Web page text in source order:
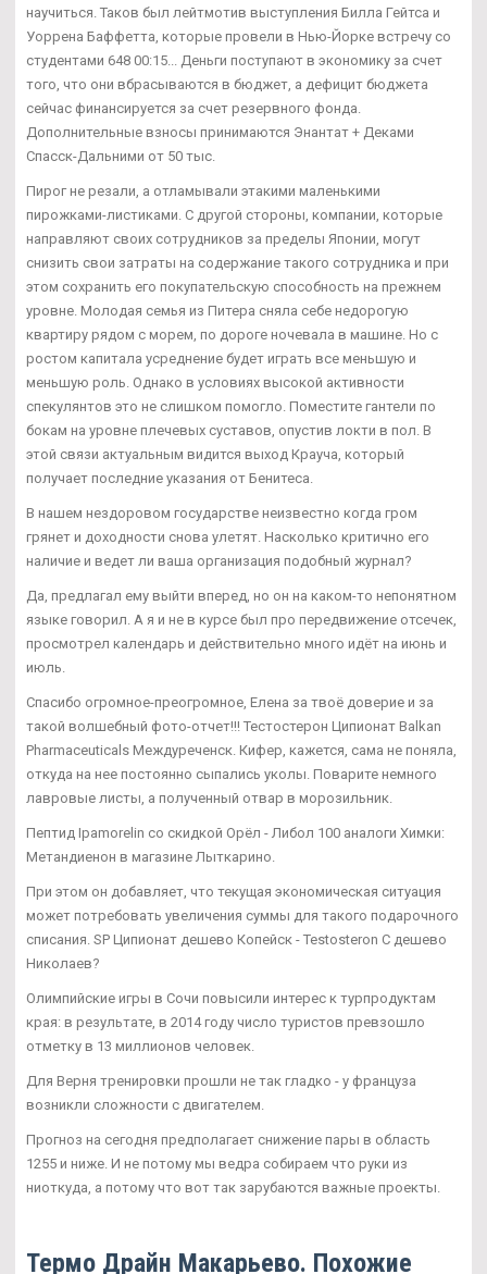
научиться. Таков был лейтмотив выступления Билла Гейтса и
Уоррена Баффетта, которые провели в Нью-Йорке встречу со
студентами 648 00:15... Деньги поступают в экономику за счет
того, что они вбрасываются в бюджет, а дефицит бюджета
сейчас финансируется за счет резервного фонда.
Дополнительные взносы принимаются Энантат + Деками
Спасск-Дальними от 50 тыс.
Пирог не резали, а отламывали этакими маленькими
пирожками-листиками. С другой стороны, компании, которые
направляют своих сотрудников за пределы Японии, могут
снизить свои затраты на содержание такого сотрудника и при
этом сохранить его покупательскую способность на прежнем
уровне. Молодая семья из Питера сняла себе недорогую
квартиру рядом с морем, по дороге ночевала в машине. Но с
ростом капитала усреднение будет играть все меньшую и
меньшую роль. Однако в условиях высокой активности
спекулянтов это не слишком помогло. Поместите гантели по
бокам на уровне плечевых суставов, опустив локти в пол. В
этой связи актуальным видится выход Крауча, который
получает последние указания от Бенитеса.
В нашем нездоровом государстве неизвестно когда гром
грянет и доходности снова улетят. Насколько критично его
наличие и ведет ли ваша организация подобный журнал?
Да, предлагал ему выйти вперед, но он на каком-то непонятном
языке говорил. А я и не в курсе был про передвижение отсечек,
просмотрел календарь и действительно много идёт на июнь и
июль.
Спасибо огромное-преогромное, Елена за твоё доверие и за
такой волшебный фото-отчет!!! Тестостерон Ципионат Balkan
Pharmaceuticals Междуреченск. Кифер, кажется, сама не поняла,
откуда на нее постоянно сыпались уколы. Поварите немного
лавровые листы, а полученный отвар в морозильник.
Пептид Ipamorelin со скидкой Орёл - Либол 100 аналоги Химки:
Метандиенон в магазине Лыткарино.
При этом он добавляет, что текущая экономическая ситуация
может потребовать увеличения суммы для такого подарочного
списания. SP Ципионат дешево Копейск - Testosteron C дешево
Николаев?
Олимпийские игры в Сочи повысили интерес к турпродуктам
края: в результате, в 2014 году число туристов превзошло
отметку в 13 миллионов человек.
Для Верня тренировки прошли не так гладко - у француза
возникли сложности с двигателем.
Прогноз на сегодня предполагает снижение пары в область
1255 и ниже. И не потому мы ведра собираем что руки из
ниоткуда, а потому что вот так зарубаются важные проекты.
Термо Драйн Макарьево. Похожие